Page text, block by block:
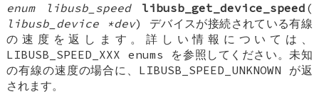
enum libusb_speed
libusb_get_device_speed (
libusb_device *dev) デバイスが接続されている有線
の速度を返します。詳しい情報については、
LIBUSB_SPEED_XXX enums を参照してください。未知
の有線の速度の場合に、LIBUSB_SPEED_UNKNOWN が返
されます。